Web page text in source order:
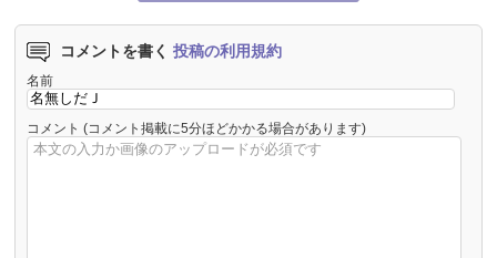
コメントを書く 投稿の利用規約
名前
コメント (コメント掲載に5分ほどかかる場合があります)